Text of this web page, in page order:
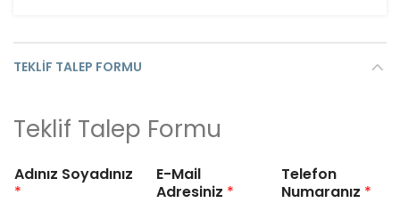
TEKLIF TALEP FORMU
Teklif Talep Formu
Adınız Soyadınız
*
E-Mail
Adresiniz *
Telefon
Numaranız *